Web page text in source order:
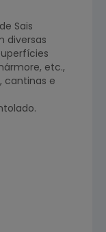
Sais
diversas
etc.,
cantinas e